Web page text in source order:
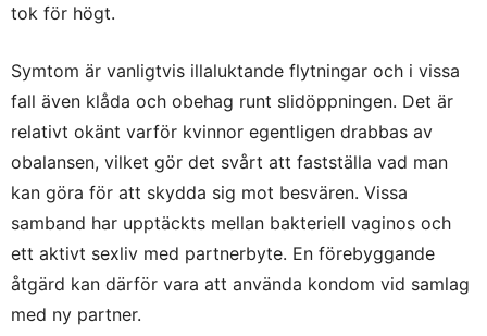
tok för högt.
Symtom är vanligtvis illaluktande flytningar och i vissa
fall även klåda och obehag runt slidöppningen. Det är
relativt okänt varför kvinnor egentligen drabbas av
obalansen, vilket gör det svårt att fastställa vad man
kan göra för att skydda sig mot besvären. Vissa
samband har upptäckts mellan bakteriell vaginos och
ett aktivt sexliv med partnerbyte. En förebyggande
åtgärd kan därför vara att använda kondom vid samlag
med ny partner.